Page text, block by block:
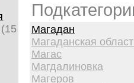
(15
Магадан
Магаданская
Магас
Магдалиновка
Магеров